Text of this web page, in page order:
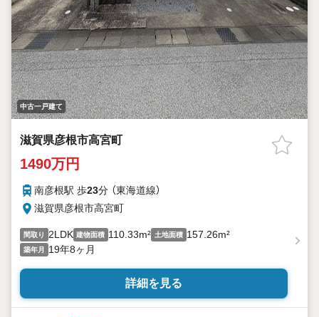
中古一戸建て
滋賀県彦根市高宮町
1490万円
南彦根駅 歩23分 （東海道線）
滋賀県彦根市高宮町
間取り 2LDK 建物面積 110.33m² 土地面積 157.26m²
築年月 19年8ヶ月
詳細を見る